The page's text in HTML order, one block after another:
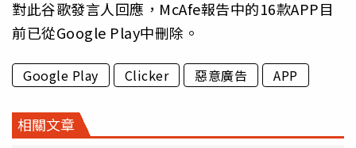
對此谷歌發言人回應，McAfe報告中的16款APP目
前已從Google Play中刪除。
Google Play Clicker 惡意廣告 APP
相關文章